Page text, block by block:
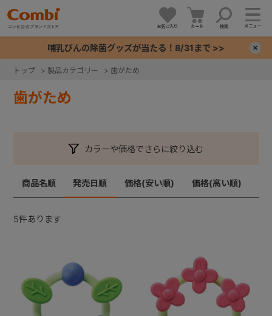
お気に入り カート 検索 メニュー
哺乳びんの除菌グッズが当たる！8/31まで >>
トップ > 製品カテゴリー > 歯がため
歯がため
カラーや価格でさらに絞り込む
商品名順 発売日順 価格(安い順) 価格(高い順)
5件あります